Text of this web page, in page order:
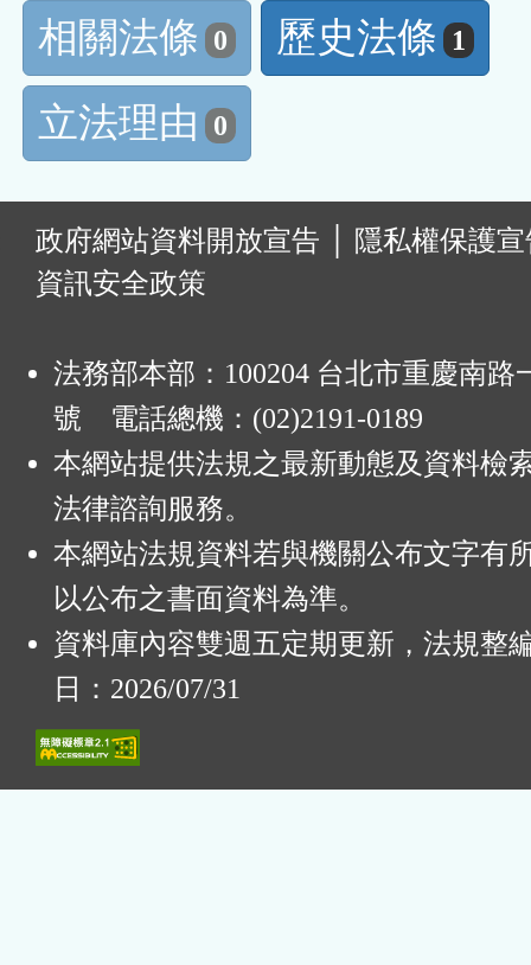
相關法條 0 歷史法條 1
立法理由 0
政府網站資料開放宣告
隱私權保護
資訊安全政策
法務部本部：100204 台北市重慶南路
號 電話總機：(02)2191-0189
本網站提供法規之最新動態及資料檢
法律諮詢服務。
本網站法規資料若與機關公布文字有
以公布之書面資料為準。
資料庫內容雙週五定期更新，法規整
日：2026/07/31